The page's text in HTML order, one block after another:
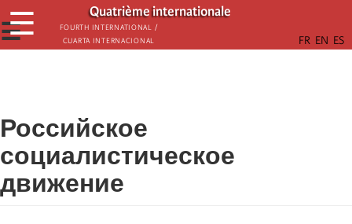
Aller
au
contenu
Quatrième internationale
Fourth International /
Cuarta Internacional
☰
☰
Российское
социалистическое
движение